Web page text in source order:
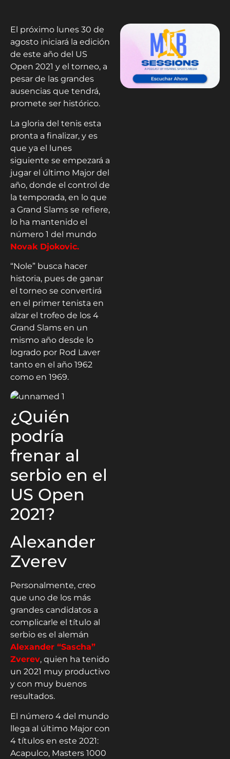
El próximo lunes 30 de
agosto iniciará la edición
de este año del US
Open 2021 y el torneo, a
pesar de las grandes
ausencias que tendrá,
promete ser histórico.
La gloria del tenis esta
pronta a finalizar, y es
que ya el lunes
siguiente se empezará a
jugar el último Major del
año, donde el control de
la temporada, en lo que
a Grand Slams se refiere,
lo ha mantenido el
número 1 del mundo
Novak Djokovic.
“Nole” busca hacer
historia, pues de ganar
el torneo se convertirá
en el primer tenista en
alzar el trofeo de los 4
Grand Slams en un
mismo año desde lo
logrado por Rod Laver
tanto en el año 1962
como en 1969.
¿Quién
podría
frenar al
serbio en el
US Open
2021?
Alexander
Zverev
Personalmente, creo
que uno de los más
grandes candidatos a
complicarle el título al
serbio es el alemán
Alexander “Sascha”
Zverev, quien ha tenido
un 2021 muy productivo
y con muy buenos
resultados.
El número 4 del mundo
llega al último Major con
4 títulos en este 2021:
Acapulco, Masters 1000